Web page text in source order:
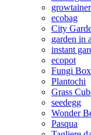
growtainer
ecobag
City
garden in
instant
ecopot
Fungi Box
Plantochi
Grass
seedegg
Wonder
Pasqua